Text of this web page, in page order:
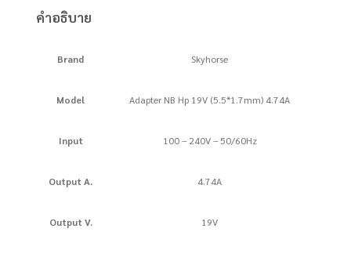
SKYHORSE
คำอธิบาย
Brand Skyhorse
Model Adapter NB Hp 19V (5.5*1.7mm) 4.74A
Input 100 – 240V – 50/60Hz
Output A. 4.74A
Output V. 19V